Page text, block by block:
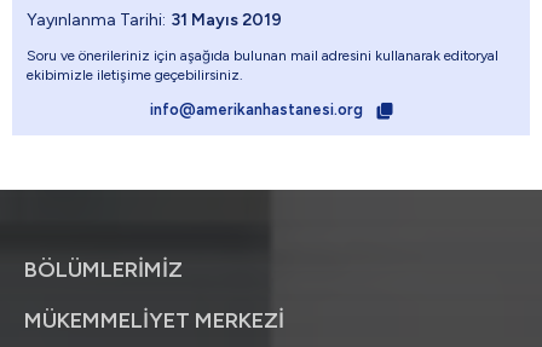
Yayınlanma Tarihi: 31 Mayıs 2019
Soru ve önerileriniz için aşağıda bulunan mail adresini kullanarak editoryal
ekibimizle iletişime geçebilirsiniz.
info@amerikanhastanesi.org
BÖLÜMLERİMİZ
MÜKEMMELİYET MERKEZİ